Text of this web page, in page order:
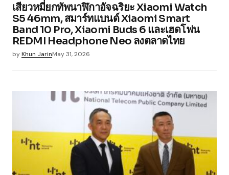
Your E-mail*
Save my name, email, and website in this
browser for the next time I comment.
เสียวหมี่ยกทัพนาฬิกาอัจฉริยะ Xiaomi Watch
S5 46mm, สมาร์ทแบนด์ Xiaomi Smart
Band 10 Pro, Xiaomi Buds 6 และเฮดโฟน
REDMI Headphone Neo ลงตลาดไทย
byKhun JarinMay 31, 2026